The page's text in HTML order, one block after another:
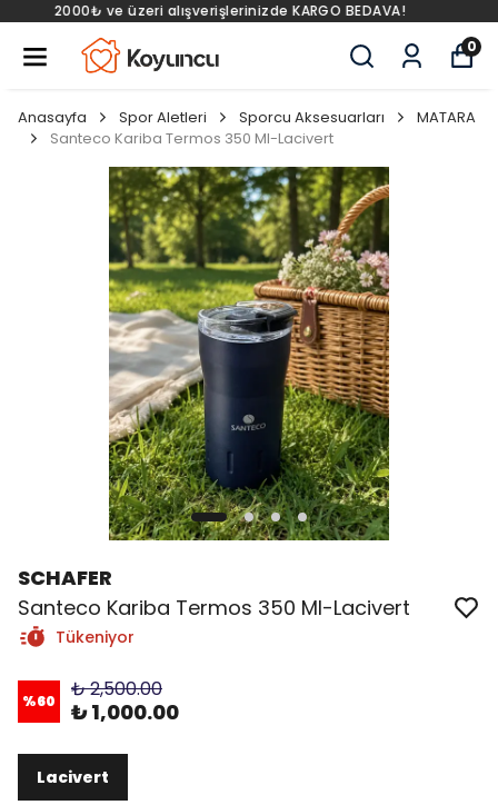
2000₺ ve üzeri alışverişlerinizde KARGO BEDAVA!
0
Anasayfa Spor Aletleri Sporcu Aksesuarları
MATARA
Santeco Kariba Termos 350 Ml-Lacivert
SCHAFER
Santeco Kariba Termos 350 Ml-Lacivert
Tükeniyor
%60 ₺ 2,500.00
₺ 1,000.00
Lacivert